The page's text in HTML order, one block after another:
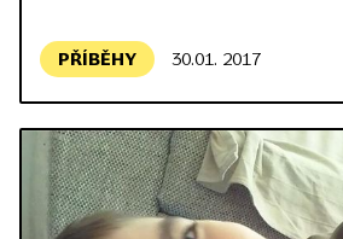
PŘÍBĚHY 30.01. 2017